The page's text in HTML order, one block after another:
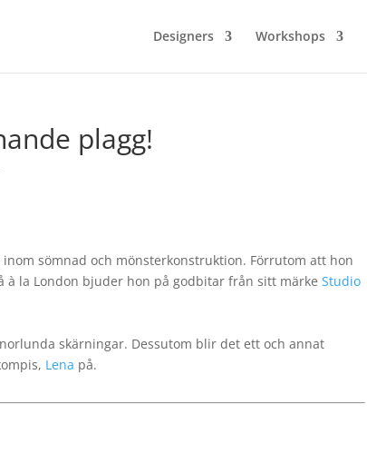
Designers Workshops
plagg!
sömnad och mönsterkonstruktion. Förrutom att hon
à la London bjuder hon på godbitar från sitt märkeStudio
skärningar. Dessutom blir det ett och annat
Lena på.